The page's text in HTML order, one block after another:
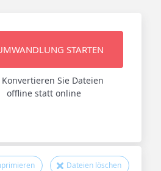
STARTEN
Konvertieren Sie Dateien
offline statt online
Dateien löschen